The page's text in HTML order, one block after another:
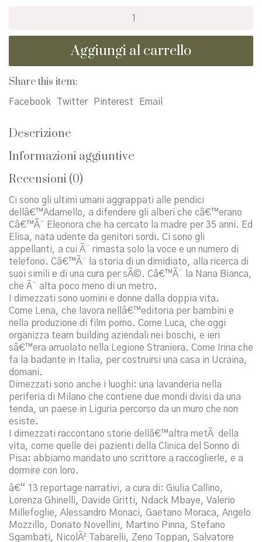
Storie
e
donne
quantità
Aggiungi al carrello
Share this item:
Facebook Twitter Pinterest Email
Descrizione
Informazioni aggiuntive
Recensioni (0)
Ci sono gli ultimi umani aggrappati alle pendici
dellâ€™Adamello, a difendere gli alberi che câ€™erano
Câ€™Ã¨ Eleonora che ha cercato la madre per 35 anni. Ed
Elisa, nata udente da genitori sordi. Ci sono gli
appellanti, a cui Ã¨ rimasta solo la voce e un numero di
telefono. Câ€™Ã¨ la storia di un dimidiato, alla ricerca di
suoi simili e di una cura per sÃ©. Câ€™Ã¨ la Nana Bianca,
che Ã¨ alta poco meno di un metro.
I dimezzati sono uomini e donne dalla doppia vita.
Come Lena, che lavora nellâ€™editoria per bambini e
nella produzione di film porno. Come Luca, che oggi
organizza team building aziendali nei boschi, e ieri
sâ€™era arruolato nella Legione Straniera. Come Irina che
fa la badante in Italia, per costruirsi una casa in Ucraina,
domani.
Dimezzati sono anche i luoghi: una lavanderia nella
periferia di Milano che contiene due mondi divisi da una
tenda, un paese in Liguria percorso da un muro che non
esiste.
I dimezzati raccontano storie dellâ€™altra metÃ della
vita, come quelle dei pazienti della Clinica del Sonno di
Pisa: abbiamo mandato uno scrittore a raccoglierle, e a
dormire con loro.
â€“ 13 reportage narrativi, a cura di: Giulia Callino,
Lorenza Ghinelli, Davide Gritti, Ndack Mbaye, Valerio
Millefoglie, Alessandro Monaci, Gaetano Moraca, Angelo
Mozzillo, Donato Novellini, Martino Pinna, Stefano
Sgambati, NicolÃ² Tabarelli, Zeno Toppan, Salvatore